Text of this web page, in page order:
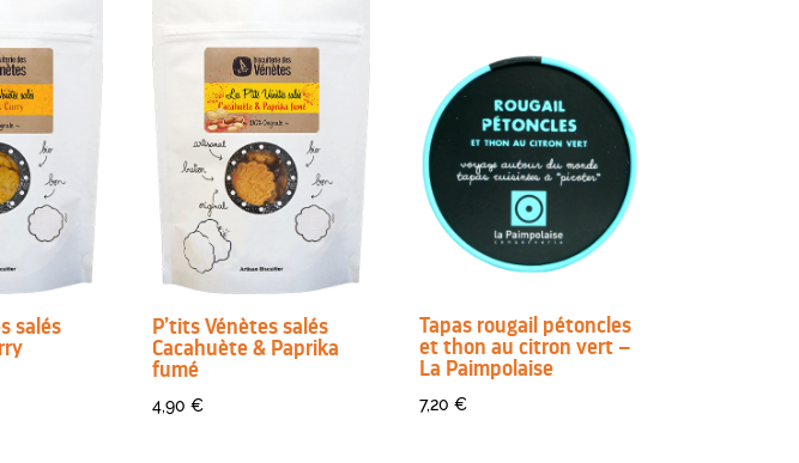
salés P’tits Vénètes salés
Cacahuète & Paprika
fumé
4,90 €
Tapas rougail pétoncles
et thon au citron vert –
La Paimpolaise
7,20 €